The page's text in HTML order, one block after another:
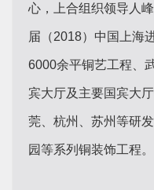
心，上合组织领导人
届（2018）中国上海
6000余平铜艺工程、
宾大厅及主要国宾大
莞、杭州、苏州等研
园等系列铜装饰工程。